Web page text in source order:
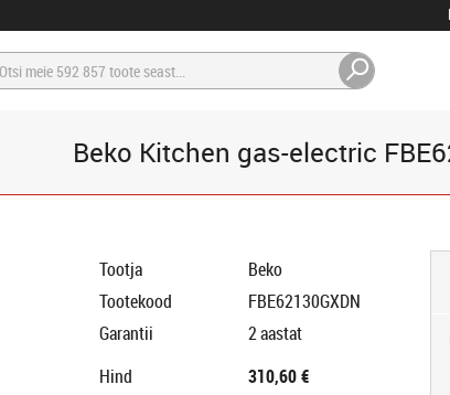
Beko Kitchen gas-electric
Tootja
Beko
Tootekood
FBE62130GXDN
Garantii
2 aastat
Hind
310,60 €